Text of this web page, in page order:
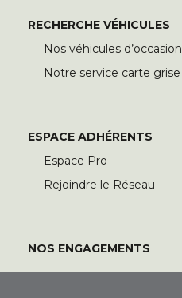
RECHERCHE VÉHICULES
Nos véhicules d’occasion
Notre service carte grise
ESPACE ADHÉRENTS
Espace Pro
Rejoindre le Réseau
NOS ENGAGEMENTS